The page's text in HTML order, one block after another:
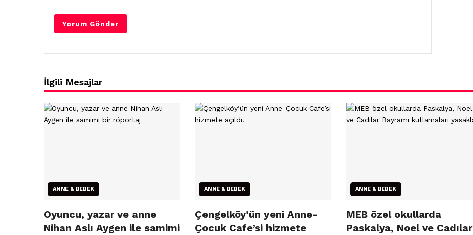
İlgili Mesajlar
ANNE & BEBEK
Oyuncu, yazar ve anne
Nihan Aslı Aygen ile samimi
ANNE & BEBEK
Çengelköy’ün yeni Anne-
Çocuk Cafe’si hizmete
ANNE & BEBEK
MEB özel okullarda
Paskalya, Noel ve Cadılar